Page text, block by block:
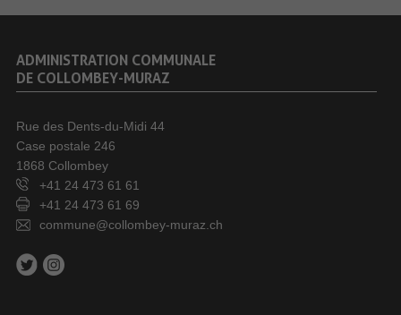
ADMINISTRATION COMMUNALE
DE COLLOMBEY-MURAZ
Rue des Dents-du-Midi 44
Case postale 246
1868 Collombey
+41 24 473 61 61
+41 24 473 61 69
commune@collombey-muraz.ch